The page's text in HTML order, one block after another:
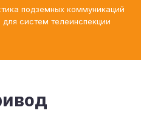
подземных коммуникаций
систем телеинспекции